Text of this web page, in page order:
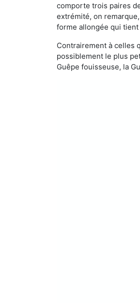
comporte trois paires
extrémité, on
forme allongée qui tient
Contrairement à celles
possiblement le plus
Guêpe fouisseuse, la